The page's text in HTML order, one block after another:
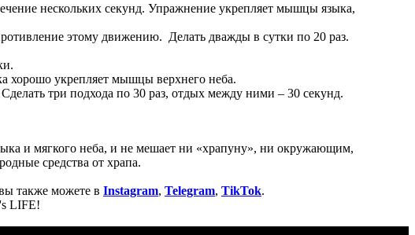
нескольких секунд. Упражнение укрепляет мышцы языка,
этому движению. Делать дважды в сутки по 20 раз.
хорошо укрепляет мышцы верхнего неба.
три подхода по 30 раз, отдых между ними – 30 секунд.
и мягкого неба, и не мешает ни «храпуну», ни окружающим,
средства от храпа.
также можете в Instagram, Telegram, TikTok.
LIFE!